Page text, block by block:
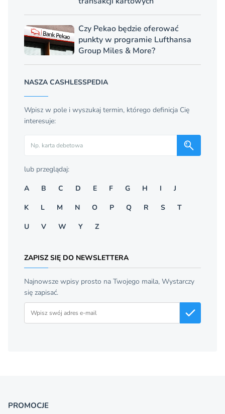
Czy Pekao będzie oferować
punkty w programie Lufthansa
Group Miles & More?
NASZA CASHLESSPEDIA
Wpisz w pole i wyszukaj termin, którego definicja Cię
interesuje:
lub przeglądaj:
A
B C D E F G H I
J
K
L M N O P Q R S
T
U
V W Y Z
ZAPISZ SIĘ DO NEWSLETTERA
Najnowsze wpisy prosto na Twojego maila, Wystarczy
się zapisać.
PROMOCJE